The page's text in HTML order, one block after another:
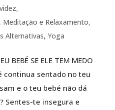
,
, Meditação e Relaxamento,
Alternativas, Yoga
BEBÉ SE ELE TEM MEDO
continua sentado no teu
e o teu bebé não dá
Sentes-te insegura e